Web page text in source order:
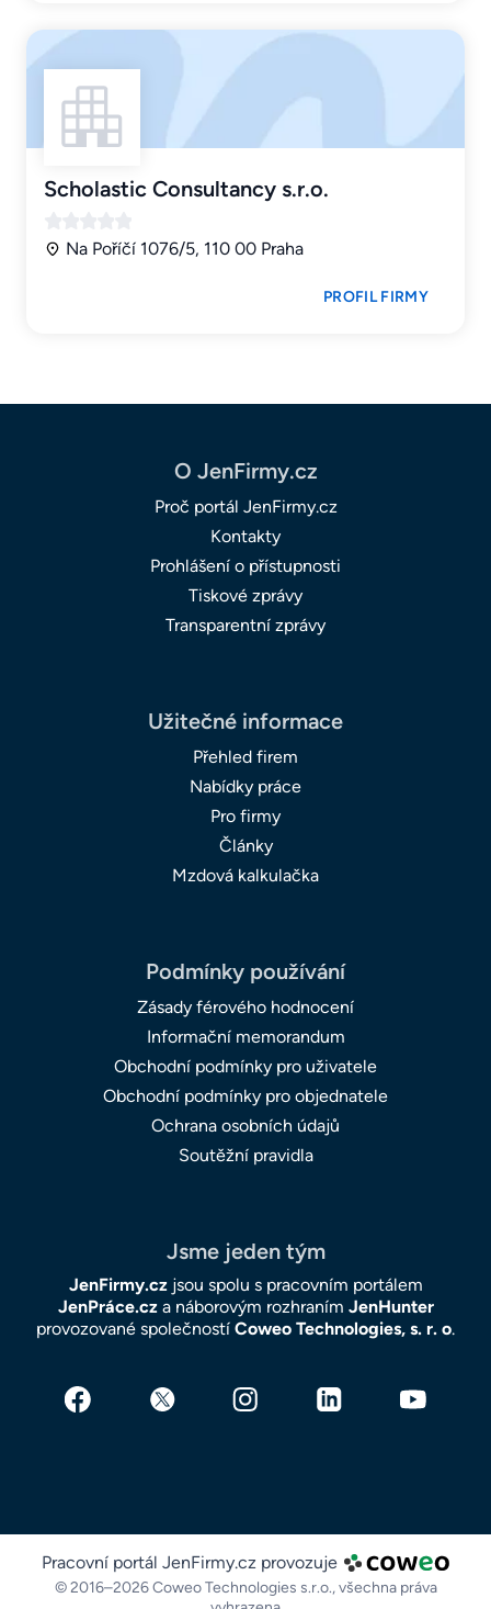
Scholastic Consultancy s.r.o.
Na Poříčí 1076/5, 110 00 Praha
PROFIL FIRMY
O JenFirmy.cz
Proč portál JenFirmy.cz
Kontakty
Prohlášení o přístupnosti
Tiskové zprávy
Transparentní zprávy
Užitečné informace
Přehled firem
Nabídky práce
Pro firmy
Články
Mzdová kalkulačka
Podmínky používání
Zásady férového hodnocení
Informační memorandum
Obchodní podmínky pro uživatele
Obchodní podmínky pro objednatele
Ochrana osobních údajů
Soutěžní pravidla
Jsme jeden tým
JenFirmy.czjsou spolu s pracovním portálem
JenPráce.cza náborovým rozhraním JenHunter
provozované společností Coweo Technologies, s. r. o.
Pracovní portál JenFirmy.cz provozuje
© 2016–2026 Coweo Technologies s.r.o.,všechna práva